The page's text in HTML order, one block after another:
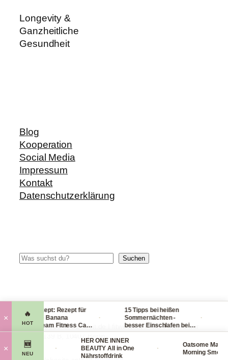
Longevity &
Ganzheitliche
Gesundheit
Blog
Kooperation
Social Media
Impressum
Kontakt
Datenschutzerklärung
Suchen Suchen
© 2014-2026 fit-weltweit.de I fitweltweit GmbH Storkower
× 🔥
HOT
Blitzrezept: Rezept für
leckere Banana
Nicecream Fitness Carb
Eiscream
15 Tipps bei heißen
Sommernächten -
besser Einschlafen bei
Hitze (Tag & Nacht)
× 🆕
NEU
Mask
HER ONE INNER
BEAUTY All in One
Nährstoffdrink
Oatsome Matcha
Morning